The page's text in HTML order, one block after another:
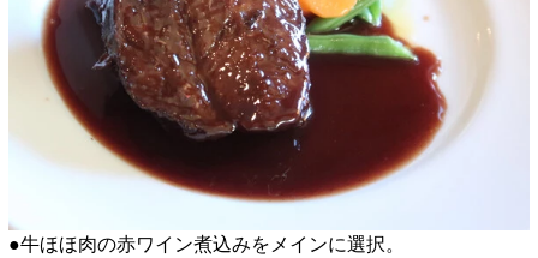
●牛ほほ肉の赤ワイン煮込みをメインに選択。